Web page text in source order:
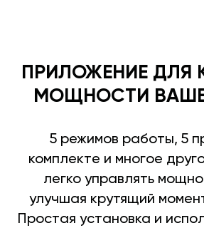
ПРИЛОЖЕНИЕ ДЛЯ
МОЩНОСТИ
5 режимов работы, 5
комплекте и многое
легко управлять
улучшая крутящий
Простая установка и